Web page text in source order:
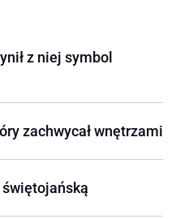
z niej symbol
zachwycał wnętrzami
świętojańską